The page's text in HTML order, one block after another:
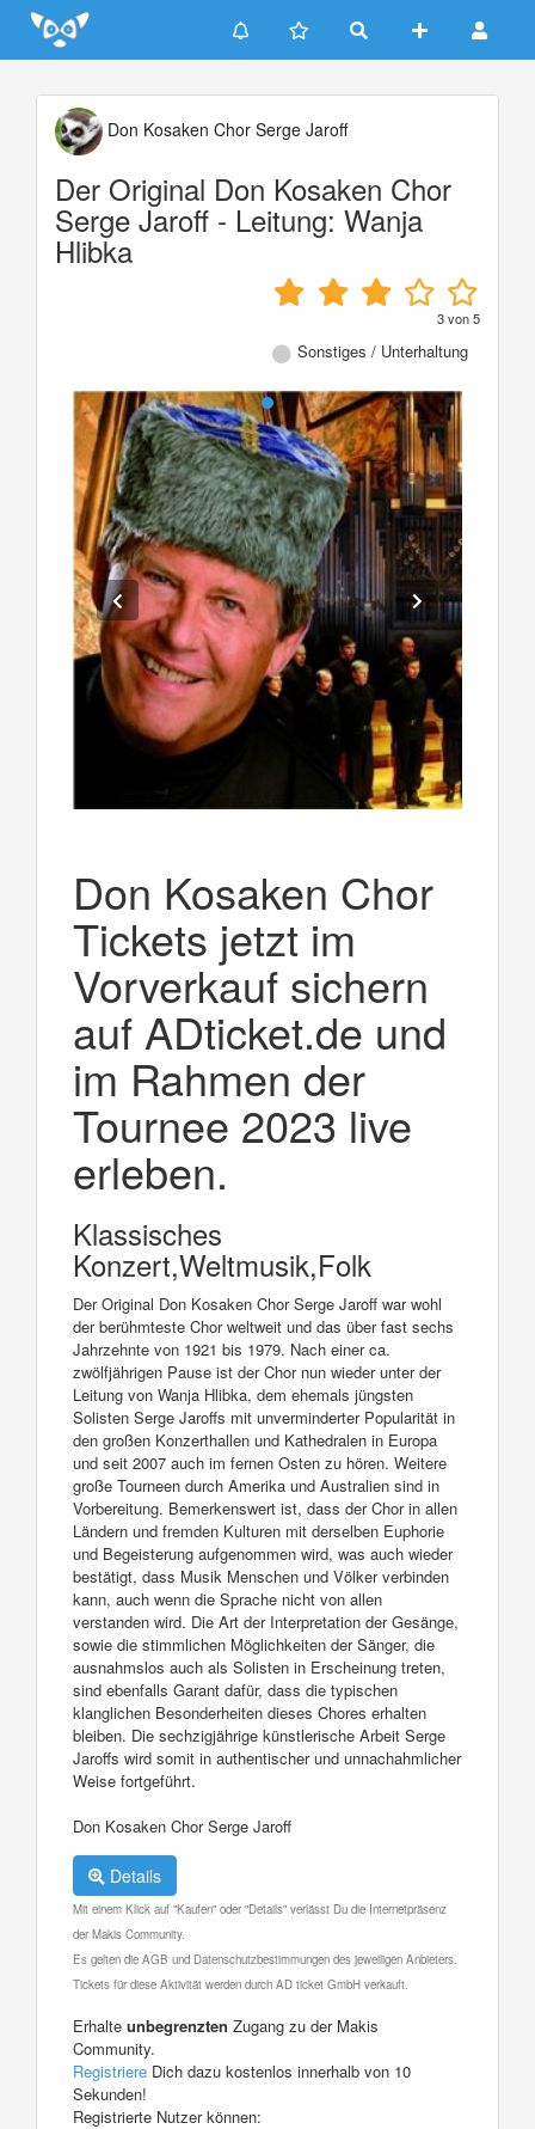
Update cookies preferences
Don Kosaken Chor Serge Jaroff
Der Original Don Kosaken Chor
Serge Jaroff - Leitung: Wanja
Hlibka
3von5
Sonstiges / Unterhaltung
Don Kosaken Chor
Tickets jetzt im
Vorverkauf sichern
auf ADticket.de und
im Rahmen der
Tournee 2023 live
erleben.
Klassisches
Konzert,Weltmusik,Folk
Der Original Don Kosaken Chor Serge Jaroff war wohl
der berühmteste Chor weltweit und das über fast sechs
Jahrzehnte von 1921 bis 1979. Nach einer ca.
zwölfjährigen Pause ist der Chor nun wieder unter der
Leitung von Wanja Hlibka, dem ehemals jüngsten
Solisten Serge Jaroffs mit unverminderter Popularität in
den großen Konzerthallen und Kathedralen in Europa
und seit 2007 auch im fernen Osten zu hören. Weitere
große Tourneen durch Amerika und Australien sind in
Vorbereitung. Bemerkenswert ist, dass der Chor in allen
Ländern und fremden Kulturen mit derselben Euphorie
und Begeisterung aufgenommen wird, was auch wieder
bestätigt, dass Musik Menschen und Völker verbinden
kann, auch wenn die Sprache nicht von allen
verstanden wird. Die Art der Interpretation der Gesänge,
sowie die stimmlichen Möglichkeiten der Sänger, die
ausnahmslos auch als Solisten in Erscheinung treten,
sind ebenfalls Garant dafür, dass die typischen
klanglichen Besonderheiten dieses Chores erhalten
bleiben. Die sechzigjährige künstlerische Arbeit Serge
Jaroffs wird somit in authentischer und unnachahmlicher
Weise fortgeführt.
Don Kosaken Chor Serge Jaroff
Details
Mit einem Klick auf "Kaufen" oder "Details" verlässt Du die Internetpräsenz
der Makis Community.
Es gelten die AGB und Datenschutzbestimmungen des jeweiligen Anbieters.
Tickets für diese Aktivität werden durch AD ticket GmbH verkauft.
Erhalte unbegrenzten Zugang zu der Makis
Community.
Registriere Dich dazu kostenlos innerhalb von 10
Sekunden!
Registrierte Nutzer können: